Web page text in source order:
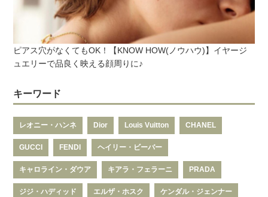
ピアス穴がなくてもOK！【KNOW HOW(ノウハウ)】イヤージ
ュエリーで品良く映える顔周りに♪
キーワード
レオニー・ハンネ Dior Louis Vuitton CHANEL
GUCCI FENDI ヘイリー・ビーバー
キャロライン・ダウア キアラ・フェラーニ PRADA
ジジ・ハディッド エルザ・ホスク ケンダル・ジェンナー